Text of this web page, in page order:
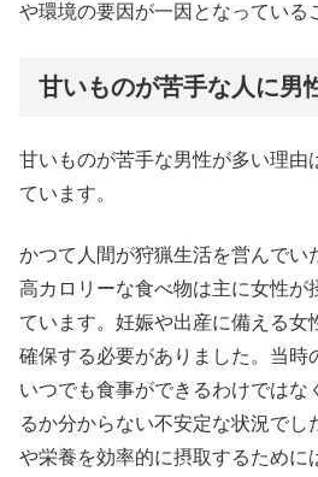
や環境の要因が一因となっている
甘いものが苦手な人に男
甘いものが苦手な男性が多い理由
ています。
かつて人間が狩猟生活を営んでい
高カロリーな食べ物は主に女性が
ています。妊娠や出産に備える女
確保する必要がありました。当時
いつでも食事ができるわけではな
るか分からない不安定な状況でし
や栄養を効率的に摂取するために